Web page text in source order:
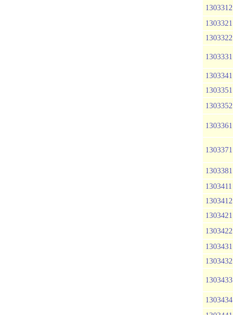
1303312
1303321
1303322
1303331
1303341
1303351
1303352
1303361
1303371
1303381
1303411
1303412
1303421
1303422
1303431
1303432
1303433
1303434